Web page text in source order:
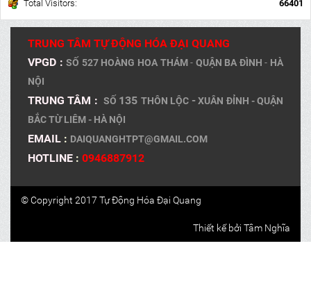
Total Visitors:
66401
TRUNG TÂM TỰ ĐỘNG HÓA ĐẠI QUANG
VPGD : SỐ 527 HOÀNG HOA THÁM- QUẬN BA ĐÌNH - HÀ
NỘI
TRUNG TÂM : SỐ 135 THÔN LỘC-XUÂN ĐỈNH - QUẬN
BẮC TỪ LIÊM - HÀ NỘI
EMAIL : DAIQUANGHTPT@GMAIL.COM
HOTLINE : 0946887912
© Copyright 2017 Tự Động Hóa Đại Quang
Thiết kế bởi Tâm Nghĩa